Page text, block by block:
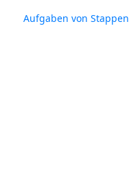
Aufgaben von Stappen